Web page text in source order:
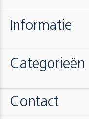
Informatie
Categorieën
Contact